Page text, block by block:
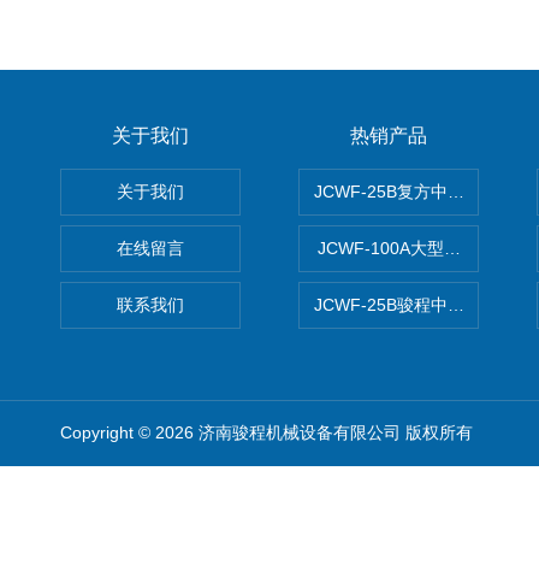
关于我们
关于我们
在线留言
联系我们
热销产品
JCWF-25B复方中药材超微粉
JCWF-100A大型中药材超微
JCWF-25B骏程中草药超细粉
Copyright © 2026 济南骏程机械设备有限公司 版权所有